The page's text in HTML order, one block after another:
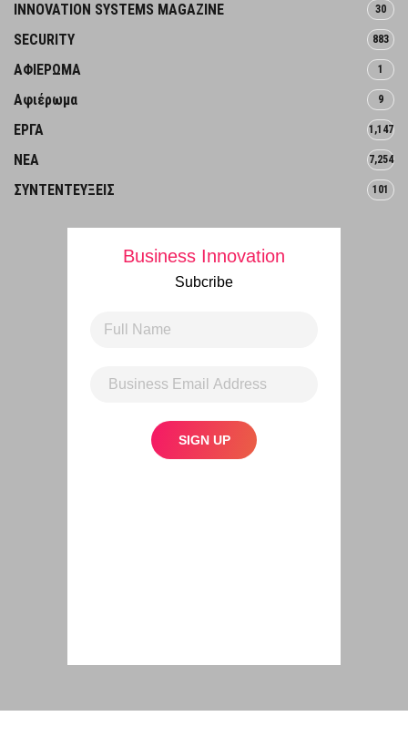
INNOVATION SYSTEMS MAGAZINE 30
SECURITY 883
ΑΦΙΕΡΩΜΑ 1
Αφιέρωμα 9
ΕΡΓΑ 1,147
ΝΕΑ 7,254
ΣΥΝΤΕΝΤΕΥΞΕΙΣ 101
Business Innovation
Subcribe